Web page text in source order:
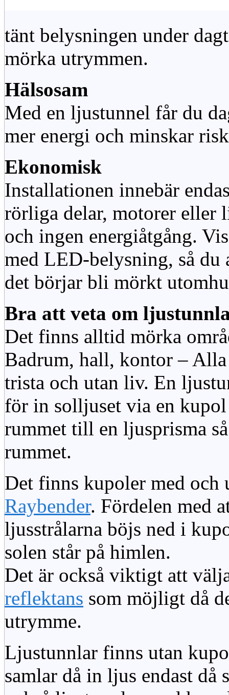
tänt belysningen under
mörka utrymmen.
Hälsosam
Med en ljustunnel får du
mer energi och minskar
Ekonomisk
Installationen innebär
rörliga delar, motorer eller
och ingen energiåtgång.
med LED-belysning, så
det börjar bli mörkt
Bra att veta om
Det finns alltid mörka
Badrum, hall, kontor – Alla
trista och utan liv. En
för in solljuset via en
rummet till en ljusprisma
rummet.
Det finns kupoler med och
Raybender. Fördelen med
ljusstrålarna böjs ned i
solen står på himlen.
Det är också viktigt att
reflektans som möjligt då
utrymme.
Ljustunnlar finns utan
samlar då in ljus endast då